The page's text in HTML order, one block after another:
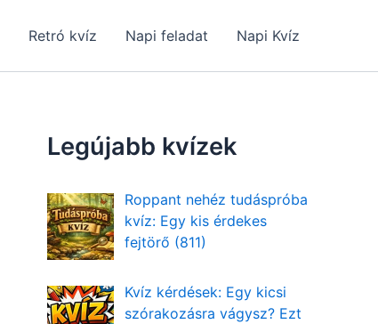
Retró kvíz Napi feladat Napi Kvíz
Legújabb kvízek
Roppant nehéz tudáspróba
kvíz: Egy kis érdekes
fejtörő (811)
Kvíz kérdések: Egy kicsi
szórakozásra vágysz? Ezt